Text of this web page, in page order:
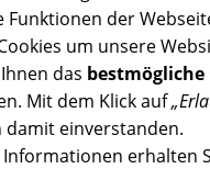
Funktionen der
um unsere
das bestmögliche
Mit dem Klick auf
damit einverstanden.
erhalten